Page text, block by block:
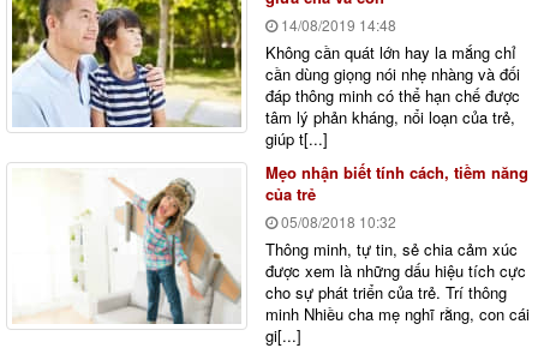
14/08/2019 14:48
Không cần quát lớn hay la mắng chỉ
cần dùng giọng nói nhẹ nhàng và đối
đáp thông minh có thể hạn chế được
tâm lý phản kháng, nổi loạn của trẻ,
giúp t[...]
Mẹo nhận biết tính cách, tiềm năng
của trẻ
05/08/2018 10:32
Thông minh, tự tin, sẻ chia cảm xúc
được xem là những dấu hiệu tích cực
cho sự phát triển của trẻ. Trí thông
minh Nhiều cha mẹ nghĩ rằng, con cái
gi[...]